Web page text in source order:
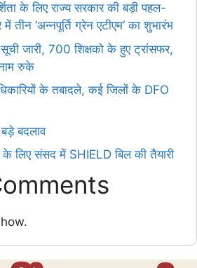
के लिए राज्य सरकार की बड़ी पहल-
तीन ‘अन्नपूर्ति ग्रेन एटीएम‘ का शुभारंभ
सूची जारी, 700 शिक्षको के हुए ट्रांसफर,
रुके
के तबादले, कई जिलों के DFO
बदलाव
के लिए संसद में SHIELD बिल की तैयारी